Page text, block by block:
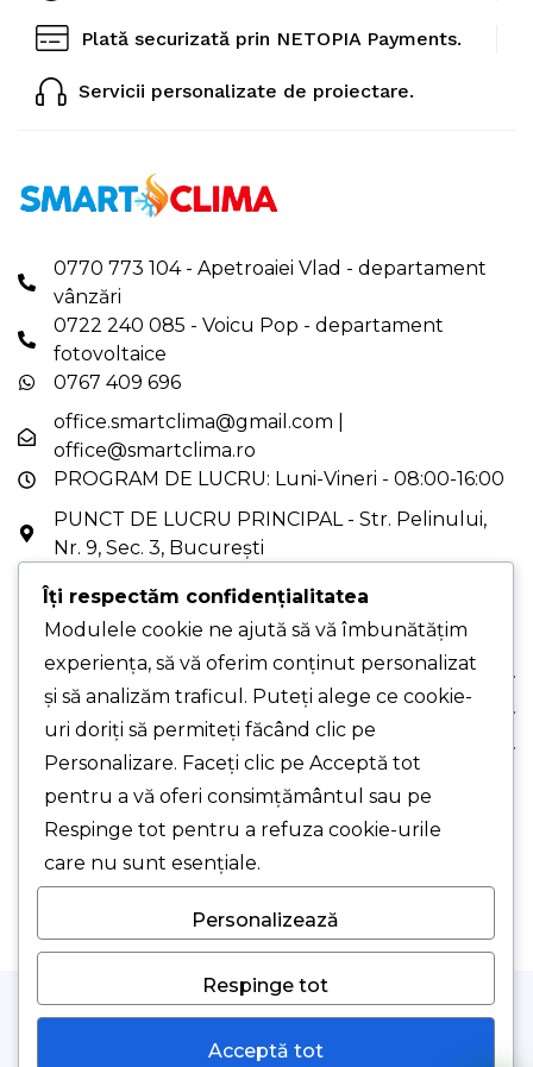
Plată securizată prin NETOPIA Payments.
Servicii personalizate de proiectare.
0770 773 104 - Apetroaiei Vlad - departament
vânzări
0722 240 085 - Voicu Pop - departament
fotovoltaice
0767 409 696
office.smartclima@gmail.com
office@smartclima.ro
PROGRAM DE LUCRU: Luni-Vineri - 08:00-16:00
PUNCT DE LUCRU PRINCIPAL - Str. Pelinului,
Nr. 9, Sec. 3, București
Jud. Ilfov (cu programare)
Despre Noi
Comanda Ta
Suport Clienți
© 2026 Smart Clima SRL.
Îți respectăm confidențialitatea
Modulele cookie ne ajută să vă îmbunătățim
experiența, să vă oferim conținut personalizat
și să analizăm traficul. Puteți alege ce cookie-
uri doriți să permiteți făcând clic pe
Personalizare. Faceți clic pe Acceptă tot
pentru a vă oferi consimțământul sau pe
Respinge tot pentru a refuza cookie-urile
care nu sunt esențiale.
Personalizează
Respinge tot
Acceptă tot